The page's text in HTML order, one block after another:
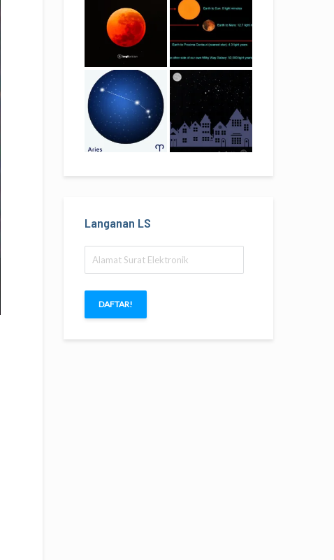
Langanan LS
Surat
Elektronik
DAFTAR!